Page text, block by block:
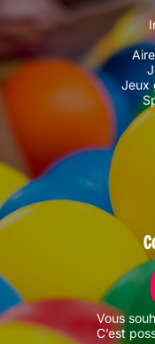
Jeux
Vous
C’est